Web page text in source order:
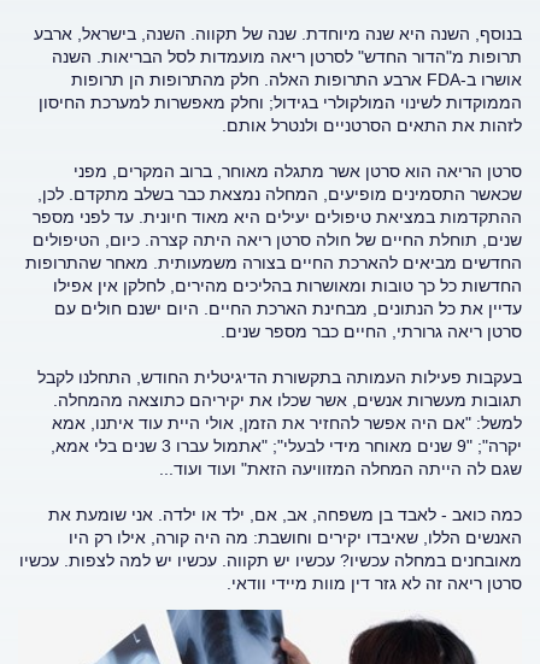
בנוסף, השנה היא שנה מיוחדת. שנה של תקווה. השנה, בישראל, ארבע
תרופות מ"הדור החדש" לסרטן ריאה מועמדות לסל הבריאות. השנה
אושרו ב-FDA ארבע התרופות האלה. חלק מהתרופות הן תרופות
הממוקדות לשינוי המולקולרי בגידול; וחלק מאפשרות למערכת החיסון
לזהות את התאים הסרטניים ולנטרל אותם.
סרטן הריאה הוא סרטן אשר מתגלה מאוחר, ברוב המקרים, מפני
שכאשר התסמינים מופיעים, המחלה נמצאת כבר בשלב מתקדם. לכן,
ההתקדמות במציאת טיפולים יעילים היא מאוד חיונית. עד לפני מספר
שנים, תוחלת החיים של חולה סרטן ריאה היתה קצרה. כיום, הטיפולים
החדשים מביאים להארכת החיים בצורה משמעותית. מאחר שהתרופות
החדשות כל כך טובות ומאושרות בהליכים מהירים, לחלקן אין אפילו
עדיין את כל הנתונים, מבחינת הארכת החיים. היום ישנם חולים עם
סרטן ריאה גרורתי, החיים כבר מספר שנים.
בעקבות פעילות העמותה בתקשורת הדיגיטלית החודש, התחלנו לקבל
תגובות מעשרות אנשים, אשר שכלו את יקיריהם כתוצאה מהמחלה.
למשל: "אם היה אפשר להחזיר את הזמן, אולי היית עוד איתנו, אמא
יקרה"; "9 שנים מאוחר מידי לבעלי"; "אתמול עברו 3 שנים בלי אמא,
שגם לה הייתה המחלה המזוויעה הזאת" ועוד ועוד...
כמה כואב - לאבד בן משפחה, אב, אם, ילד או ילדה. אני שומעת את
האנשים הללו, שאיבדו יקירים וחושבת: מה היה קורה, אילו רק היו
מאובחנים במחלה עכשיו? עכשיו יש תקווה. עכשיו יש למה לצפות. עכשיו
סרטן ריאה זה לא גזר דין מוות מיידי וודאי.